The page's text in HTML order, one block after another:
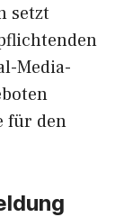
setzt
Media-
für den